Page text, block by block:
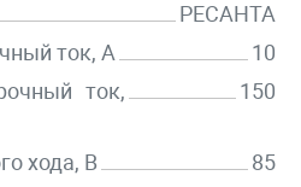
РЕСАНТА
ток, А
10
ток,
150
хода, В
85